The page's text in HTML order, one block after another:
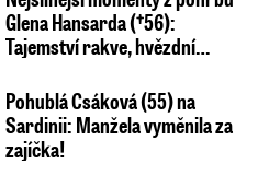
Glena Hansarda (†56):
Tajemství rakve, hvězdní…
Pohublá Csáková (55) na
Sardinii: Manžela vyměnila za
zajíčka!